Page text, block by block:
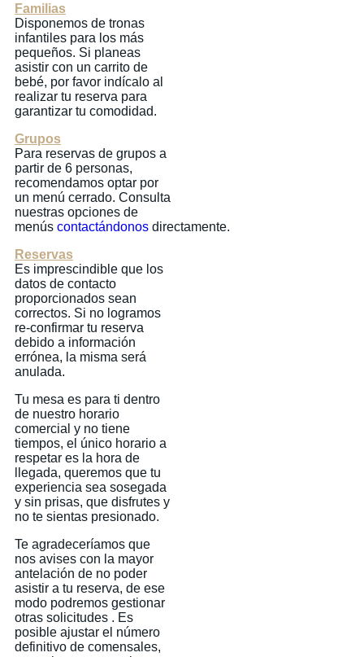
Familias
Disponemos de tronas
infantiles para los más
pequeños. Si planeas
asistir con un carrito de
bebé, por favor indícalo al
realizar tu reserva para
garantizar tu comodidad.
Grupos
Para reservas de grupos a
partir de 6 personas,
recomendamos optar por
un menú cerrado. Consulta
nuestras opciones de
menús contactándonos directamente.
Reservas
Es imprescindible que los
datos de contacto
proporcionados sean
correctos. Si no logramos
re-confirmar tu reserva
debido a información
errónea, la misma será
anulada.
Tu mesa es para ti dentro
de nuestro horario
comercial y no tiene
tiempos, el único horario a
respetar es la hora de
llegada, queremos que tu
experiencia sea sosegada
y sin prisas, que disfrutes y
no te sientas presionado.
Te agradeceríamos que
nos avises con la mayor
antelación de no poder
asistir a tu reserva, de ese
modo podremos gestionar
otras solicitudes . Es
posible ajustar el número
definitivo de comensales,